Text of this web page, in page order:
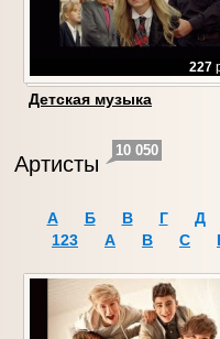
227
Детская музыка
Артисты
10 050
А Б В Г Д
123
A B C